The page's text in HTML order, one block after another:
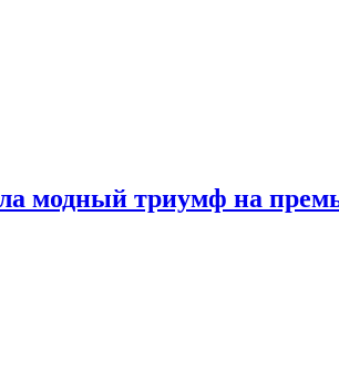
модный триумф на